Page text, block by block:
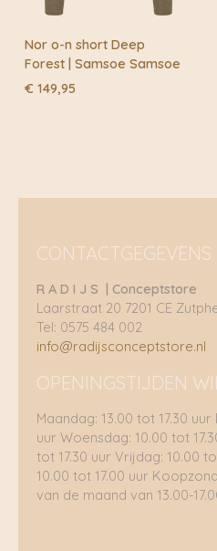
Nor o-n short Deep
Forest | Samsoe Samsoe
€ 149,95
CONTACTGEGEVENS
R A D I J S | Conceptstore
Laarstraat 20 7201 CE
Tel: 0575 484 002
info@radijsconceptstore.nl
OPENINGSTIJDEN
Maandag: 13.00 tot 17.30
uur Woensdag: 10.00 tot
tot 17.30 uur Vrijdag: 10.00
10.00 tot 17.00 uur
van de maand van 13.00-